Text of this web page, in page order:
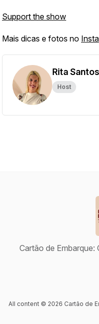
Support the show
Mais dicas e fotos no
Rita Santos
Host
Cartão de
All content © 2026 Cartão de